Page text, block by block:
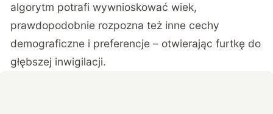
algorytm potrafi wywnioskować wiek,
prawdopodobnie rozpozna też inne cechy
demograficzne i preferencje – otwierając furtkę do
głębszej inwigilacji.